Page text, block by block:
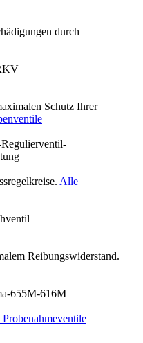
durch
Schutz Ihrer
Alle
Reibungswiderstand.